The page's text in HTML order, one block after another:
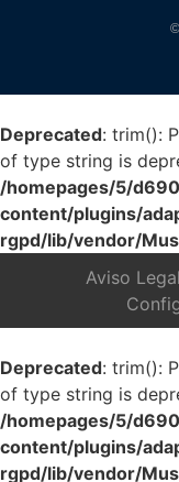
Deprecated: trim():
of type string is
/homepages/5/
content/plugins/
rgpd/lib/vendor/
Aviso Legal
Deprecated: trim():
of type string is
/homepages/5/
content/plugins/
rgpd/lib/vendor/